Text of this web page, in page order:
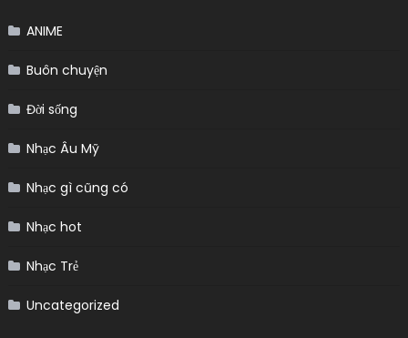
ANIME
Buôn chuyện
Đời sống
Nhạc Âu Mỹ
Nhạc gì cũng có
Nhạc hot
Nhạc Trẻ
Uncategorized